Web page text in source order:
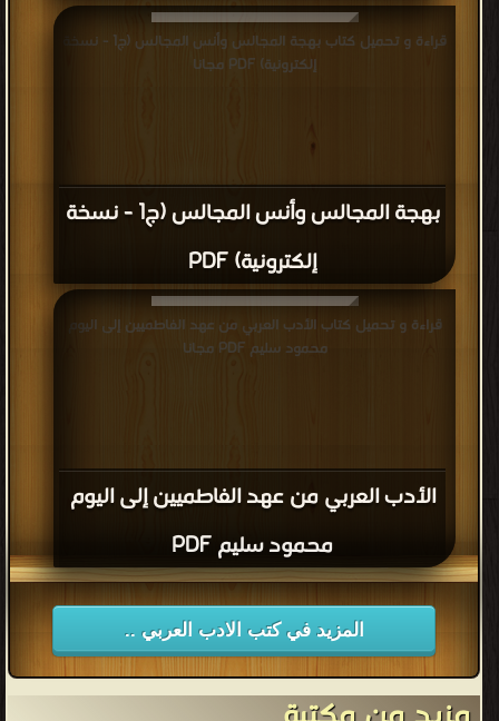
بهجة المجالس وأنس المجالس (ج1 - نسخة
إلكترونية) PDF
قراءة و تحميل كتاب بهجة المجالس وأنس المجالس (ج1 - نسخة
إلكترونية) PDF مجانا
الأدب العربي من عهد الفاطميين إلى اليوم
محمود سليم PDF
قراءة و تحميل كتاب الأدب العربي من عهد الفاطميين إلى اليوم
محمود سليم PDF مجانا
المزيد في كتب الادب العربي ..